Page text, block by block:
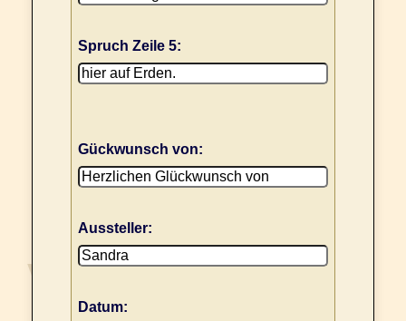
Spruch Zeile 5:
Gückwunsch von:
Aussteller:
Datum: